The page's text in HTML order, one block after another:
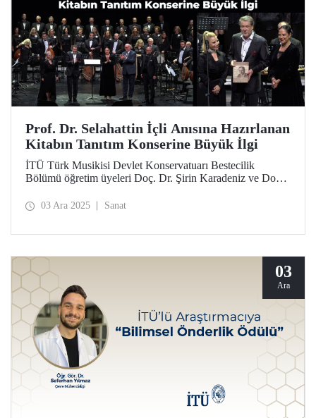
Prof. Dr. Selahattin İçli Anısına Hazırlanan
Kitabın Tanıtım Konserine Büyük İlgi
İTÜ Türk Musikisi Devlet Konservatuarı Bestecilik
Bölümü öğretim üyeleri Doç. Dr. Şirin Karadeniz ve Doç.
Selahattin İçli’nin eserlerinin analizini içeren “Güneşin
03 Ara 2025 Sanat
03
Ara